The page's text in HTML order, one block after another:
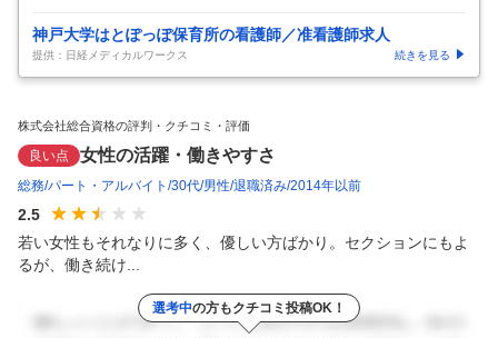
神戸大学はとぽっぽ保育所の看護師／准看護師求人
提供：日経メディカルワークス 続きを見る
株式会社総合資格の評判・クチコミ・評価
良い点 女性の活躍・働きやすさ
総務 パート・アルバイト 30代 男性 退職済み 2014年以前
2.5
若い女性もそれなりに多く、優しい方ばかり。セクションにもよ
るが、働き続け...
選考中の方もクチコミ投稿OK！